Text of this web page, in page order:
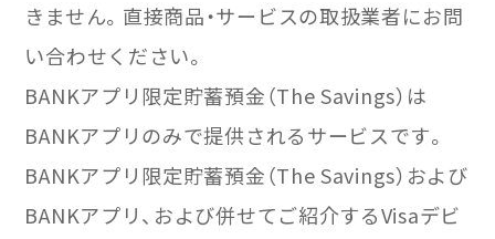
きません。直接商品・サービスの取扱業者にお問
い合わせください。
BANKアプリ限定貯蓄預金（The Savings）は
BANKアプリのみで提供されるサービスです。
BANKアプリ限定貯蓄預金（The Savings）および
BANKアプリ、および併せてご紹介するVisaデビ